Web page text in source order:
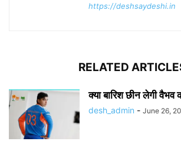
https://deshsaydeshi.in
RELATED
क्या बारिश छीन लेगी वैभव
desh_admin - June 26,